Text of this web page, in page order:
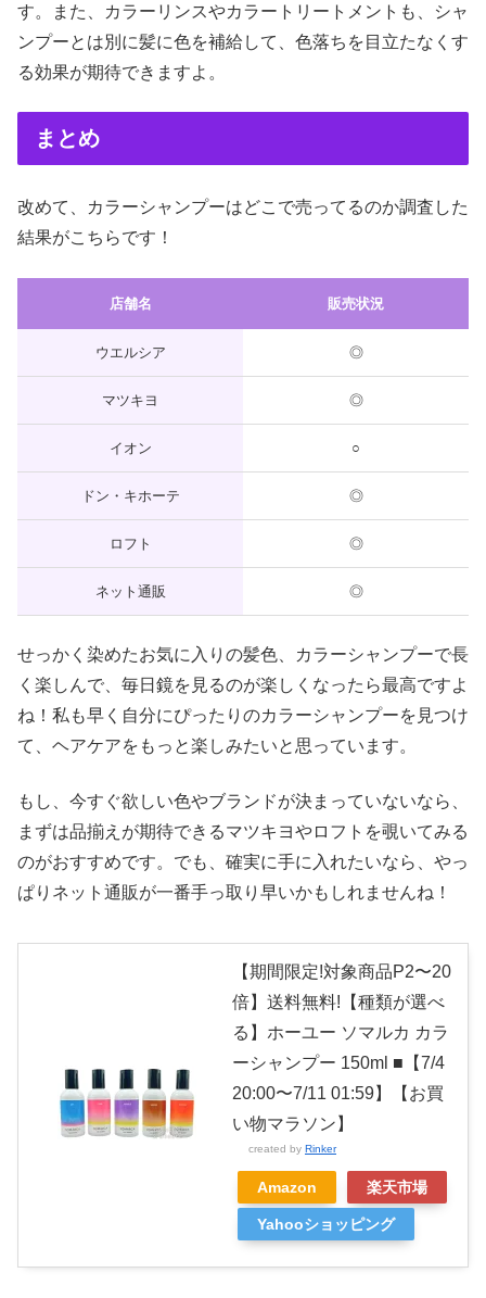
す。また、カラーリンスやカラートリートメントも、シャ
ンプーとは別に髪に色を補給して、色落ちを目立たなくす
る効果が期待できますよ。
まとめ
改めて、カラーシャンプーはどこで売ってるのか調査した
結果がこちらです！
店舗名 販売状況
ウエルシア ◎
マツキヨ ◎
イオン ○
ドン・キホーテ ◎
ロフト ◎
ネット通販 ◎
せっかく染めたお気に入りの髪色、カラーシャンプーで長
く楽しんで、毎日鏡を見るのが楽しくなったら最高ですよ
ね！私も早く自分にぴったりのカラーシャンプーを見つけ
て、ヘアケアをもっと楽しみたいと思っています。
もし、今すぐ欲しい色やブランドが決まっていないなら、
まずは品揃えが期待できるマツキヨやロフトを覗いてみる
のがおすすめです。でも、確実に手に入れたいなら、やっ
ぱりネット通販が一番手っ取り早いかもしれませんね！
【期間限定!対象商品P2〜20
倍】送料無料!【種類が選べ
る】ホーユー ソマルカ カラ
ーシャンプー 150ml ■【7/4
20:00〜7/11 01:59】【お買
い物マラソン】
created by Rinker
Amazon 楽天市場
Yahooショッピング